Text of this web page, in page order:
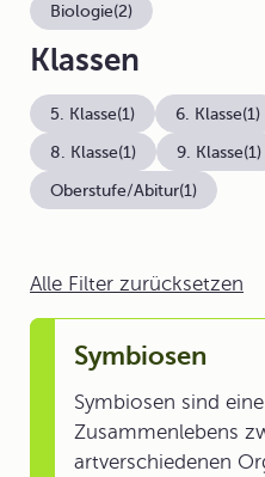
Alle Filter zurücksetzen
Symbiosen
Symbiosen sind
Zusammenlebens
artverschiedenen
Biologie(2)
Klassen
5. Klasse(1) 6. Klasse(1)
8. Klasse(1) 9. Klasse(1)
Oberstufe/Abitur(1)